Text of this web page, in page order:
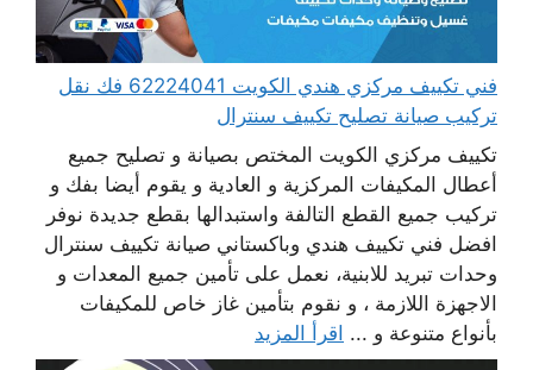
فني تكييف مركزي هندي الكويت 62224041 فك نقل
تركيب صيانة تصليح تكييف سنترال
تكييف مركزي الكويت المختص بصيانة و تصليح جميع
أعطال المكيفات المركزية و العادية و يقوم أيضا بفك و
تركيب جميع القطع التالفة واستبدالها بقطع جديدة نوفر
افضل فني تكييف هندي وباكستاني صيانة تكييف سنترال
وحدات تبريد للابنية، نعمل على تأمين جميع المعدات و
الاجهزة اللازمة ، و نقوم بتأمين غاز خاص للمكيفات
بأنواع متنوعة و ... اقرأ المزيد